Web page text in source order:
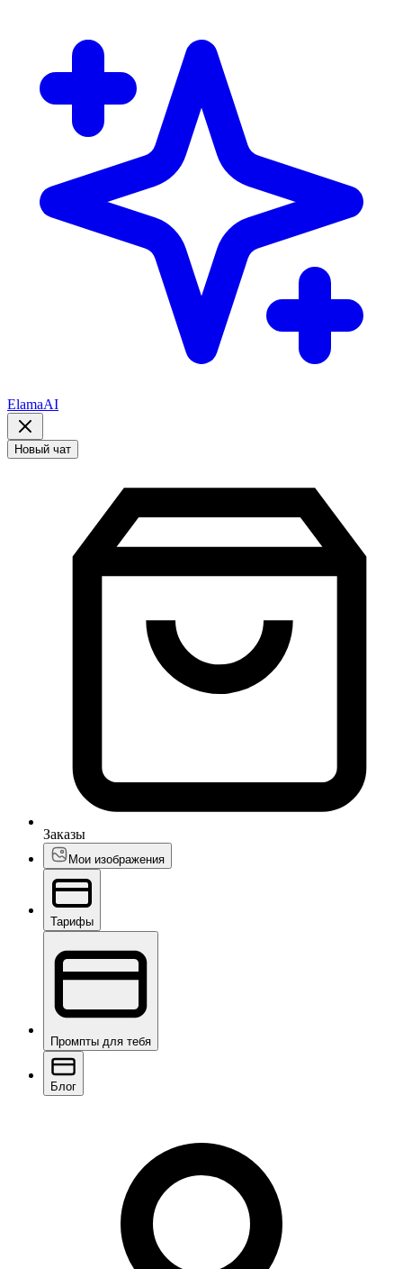
ElamaAI
Новый чат
Заказы
Мои изображения
Тарифы
Промпты для тебя
Блог